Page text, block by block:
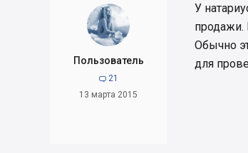
Пользователь
 21
13 марта 2015
У
продажи.
Обычно
для